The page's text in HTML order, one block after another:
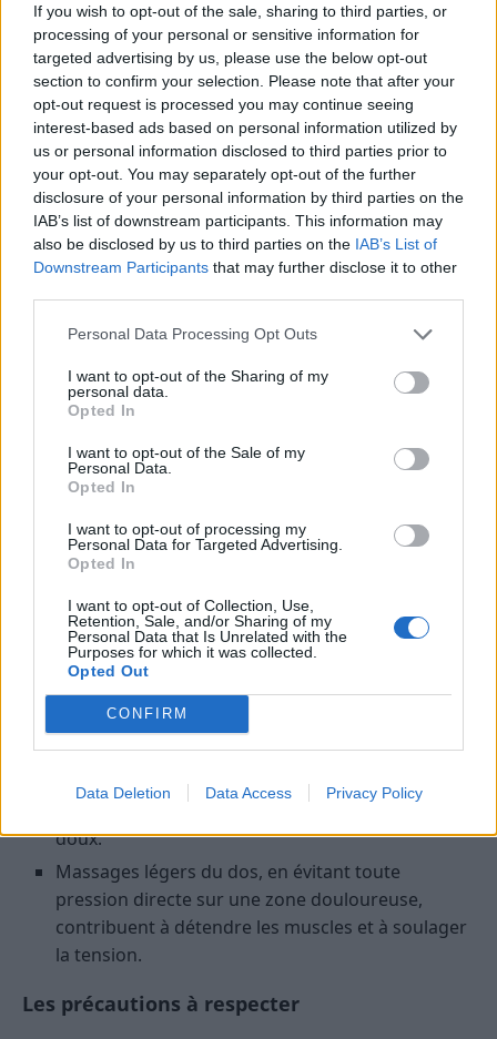
If you wish to opt-out of the sale, sharing to third parties, or
processing of your personal or sensitive information for
targeted advertising by us, please use the below opt-out
section to confirm your selection. Please note that after your
opt-out request is processed you may continue seeing
interest-based ads based on personal information utilized by
us or personal information disclosed to third parties prior to
your opt-out. You may separately opt-out of the further
disclosure of your personal information by third parties on the
IAB’s list of downstream participants. This information may
also be disclosed by us to third parties on the IAB’s List of
Downstream Participants that may further disclose it to other
Personal Data Processing Opt Outs
I want to opt-out of the Sharing of my
personal data.
Opted In
I want to opt-out of the Sale of my
Personal Data.
Opted In
I want to opt-out of processing my
Personal Data for Targeted Advertising.
Opted In
I want to opt-out of Collection, Use,
Retention, Sale, and/or Sharing of my
Personal Data that Is Unrelated with the
Purposes for which it was collected.
Opted Out
CONFIRM
Data Deletion Data Access Privacy Policy
l’inflammation.
Éviter le stress chronique en planifiant des
moments de détente et en limitant les sources de
tension.
Étape 4 : Utiliser des méthodes
naturelles et douces pour soulager la
douleur
En complément des autres étapes, certaines
techniques naturelles peuvent apporter un
soulagement immédiat ou à court terme. Il est
et douces.
La chaleur, par exemple avec une bouillotte ou un
tendus et à améliorer la circulation sanguine.
Le froid, à l’aide d’un sac de glace enveloppé dans
un tissu, peut réduire l’inflammation et soulager
la douleur aiguë.
Les huiles essentielles et massages légers
Certaines huiles essentielles, comme la menthe
poivrée ou la lavande, peuvent apporter une
sensation de fraîcheur ou de relaxation. Diluez-
doux.
Massages légers du dos, en évitant toute
pression directe sur une zone douloureuse,
contribuent à détendre les muscles et à soulager
la tension.
Les précautions à respecter